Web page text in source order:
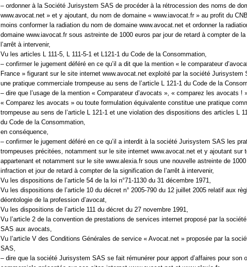
– ordonner à la Société Jurisystem SAS de procéder à la rétrocession des noms de
www.avocat.net » et y ajoutant, du nom de domaine « www.iavocat.fr » au profit du
moins conformer la radiation du nom de domaine www.avocat.net et ordonner la
domaine www.iavocat.fr sous astreinte de 1000 euros par jour de retard à compter de
l’arrêt à intervenir,
Vu les articles L 111-5, L 111-5-1 et L121-1 du Code de la Consommation,
– confirmer le jugement déféré en ce qu’il a dit que la mention « le comparateur
France » figurant sur le site internet www.avocat.net exploité par la société Jurisystem
une pratique commerciale trompeuse au sens de l’article L 121-1 du Code de la
– dire que l’usage de la mention « Comparateur d’avocats », « comparez les avocats !
« Comparez les avocats » ou toute formulation équivalente constitue une pratique
trompeuse au sens de l’article L 121-1 et une violation des dispositions des articles L
du Code de la Consommation,
en conséquence,
– confirmer le jugement déféré en ce qu’il a interdit à la société Jurisystem SAS les
trompeuses précitées, notamment sur le site internet www.avocat.net et y ajoutant sur
appartenant et notamment sur le site www.alexia.fr sous une nouvelle astreinte de
infraction et jour de retard à compter de la signification de l’arrêt à intervenir,
Vu les dispositions de l’article 54 de la loi n°71-1130 du 31 décembre 1971,
Vu les dispositions de l’article 10 du décret n° 2005-790 du 12 juillet 2005 relatif aux
déontologie de la profession d’avocat,
Vu les dispositions de l’article 111 du décret du 27 novembre 1991,
Vu l’article 2 de la convention de prestations de services internet proposé par la
SAS aux avocats,
Vu l’article V des Conditions Générales de service « Avocat.net » proposée par la
SAS,
– dire que la société Jurisystem SAS se fait rémunérer pour apport d’affaires pour son